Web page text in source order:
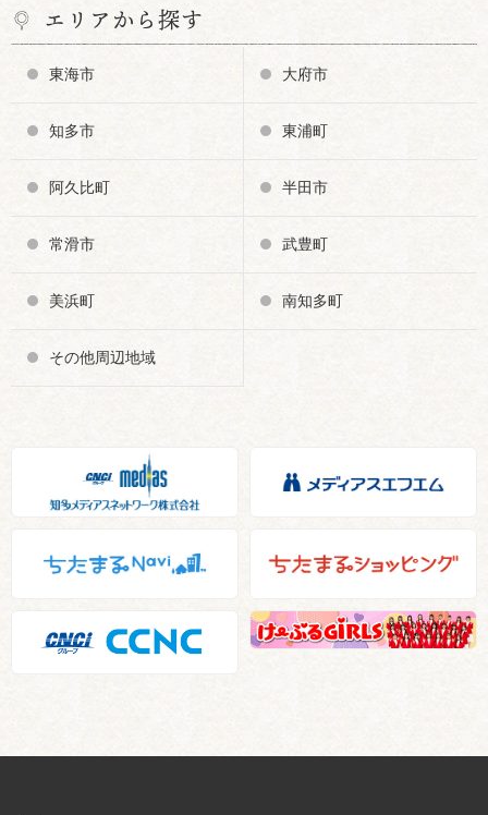
エリアから探す
東海市 大府市
知多市 東浦町
阿久比町 半田市
常滑市 武豊町
美浜町 南知多町
その他周辺地域